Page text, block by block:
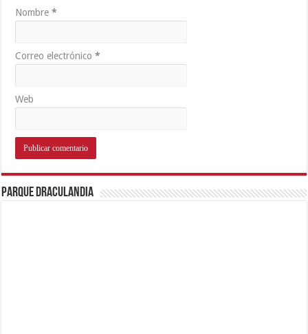
Nombre*
Correo electrónico*
Web
Parque Draculandia